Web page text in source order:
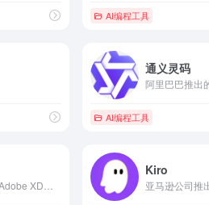
AI编程工具
通义灵码
AI编程工具
Kiro
亚马逊公司推